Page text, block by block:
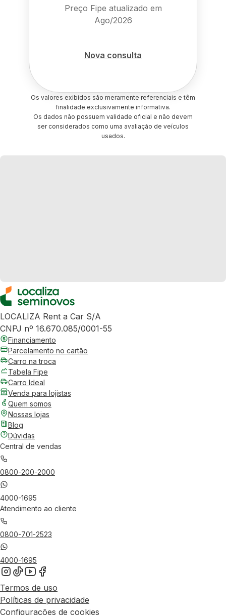
Preço Fipe atualizado em
Ago/2026
Nova consulta
Os valores exibidos são meramente referenciais e têm
finalidade exclusivamente informativa.
Os dados não possuem validade oficial e não devem
ser considerados como uma avaliação de veículos
usados.
LOCALIZA Rent a Car S/A
CNPJ nº 16.670.085/0001-55
Financiamento
Parcelamento no cartão
Carro na troca
Tabela Fipe
Carro Ideal
Venda para lojistas
Quem somos
Nossas lojas
Blog
Dúvidas
Central de vendas
0800-200-2000
4000-1695
Atendimento ao cliente
0800-701-2523
4000-1695
Termos de uso
Políticas de privacidade
Configurações de cookies